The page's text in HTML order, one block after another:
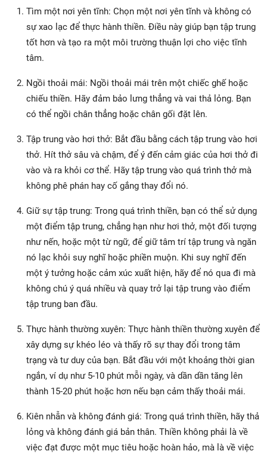
Tìm một nơi yên tĩnh: Chọn một nơi yên tĩnh và không có
sự xao lạc để thực hành thiền. Điều này giúp bạn tập trung
tốt hơn và tạo ra một môi trường thuận lợi cho việc tĩnh
tâm.
Ngồi thoải mái: Ngồi thoải mái trên một chiếc ghế hoặc
chiếu thiền. Hãy đảm bảo lưng thẳng và vai thả lỏng. Bạn
có thể ngồi chân thẳng hoặc chân gối đặt lên.
Tập trung vào hơi thở: Bắt đầu bằng cách tập trung vào hơi
thở. Hít thở sâu và chậm, để ý đến cảm giác của hơi thở đi
vào và ra khỏi cơ thể. Hãy tập trung vào quá trình thở mà
không phê phán hay cố gắng thay đổi nó.
Giữ sự tập trung: Trong quá trình thiền, bạn có thể sử dụng
một điểm tập trung, chẳng hạn như hơi thở, một đối tượng
như nến, hoặc một từ ngữ, để giữ tâm trí tập trung và ngăn
nó lạc khỏi suy nghĩ hoặc phiền muộn. Khi suy nghĩ đến
một ý tưởng hoặc cảm xúc xuất hiện, hãy để nó qua đi mà
không chú ý quá nhiều và quay trở lại tập trung vào điểm
tập trung ban đầu.
Thực hành thường xuyên: Thực hành thiền thường xuyên để
xây dựng sự khéo léo và thấy rõ sự thay đổi trong tâm
trạng và tư duy của bạn. Bắt đầu với một khoảng thời gian
ngắn, ví dụ như 5-10 phút mỗi ngày, và dần dần tăng lên
thành 15-20 phút hoặc hơn nếu bạn cảm thấy thoải mái.
Kiên nhẫn và không đánh giá: Trong quá trình thiền, hãy thả
lỏng và không đánh giá bản thân. Thiền không phải là về
việc đạt được một mục tiêu hoặc hoàn hảo, mà là về việc